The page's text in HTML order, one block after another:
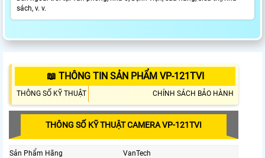
sách, v. v.
📖 THÔNG TIN SẢN PHẨM VP-121TVI
THÔNG SỐ KỸ THUẬT CHÍNH SÁCH BẢO HÀNH
THÔNG SỐ KỸ THUẬT CAMERA VP-121TVI
Sản Phẩm Hãng
VanTech